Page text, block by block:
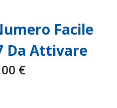
Facile
Da Attivare
€